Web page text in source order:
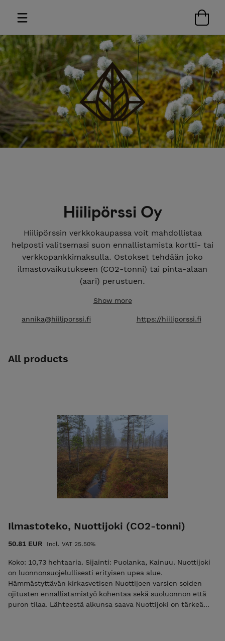
Hiilipörssi Oy
Hiilipörssin verkkokaupassa voit mahdollistaa
helposti valitsemasi suon ennallistamista kortti- tai
verkkopankkimaksulla. Ostokset tehdään joko
ilmastovaikutukseen (CO2-tonni) tai pinta-alaan
(aari) perustuen.
Voit halutessasi pyytää todistuksen luontoteon
annika@hiiliporssi.fi.
Hiilipörssin julkisessa
Suuremmat tilaukset voit tehdäHiilipörssin
verkkosivujenkautta, jolloin tilauksesta toimitetaan
asiakkaalle lasku.
Show more
annika@hiiliporssi.fi https://hiiliporssi.fi
All products
Ilmastoteko, Nuottijoki (CO2-tonni)
50.81 EUR Incl. VAT 25.50%
Koko: 10,73 hehtaaria. Sijainti: Puolanka, Kainuu. Nuottijoki
on luonnonsuojelullisesti erityisen upea alue.
Hämmästyttävän kirkasvetisen Nuottijoen varsien soiden
ojitusten ennallistamistyö kohentaa sekä suoluonnon että
puron tilaa. Lähteestä alkunsa saava Nuottijoki on tärkeä